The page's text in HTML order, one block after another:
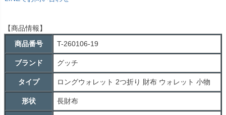
【商品情報】
商品番号
T-260106-19
ブランド グッチ
タイプ ロングウォレット 2つ折り 財布 ウォレット 小物
形状 長財布